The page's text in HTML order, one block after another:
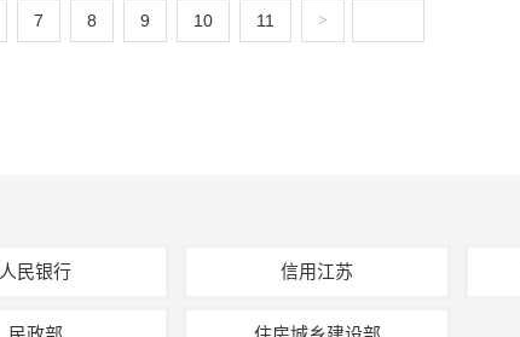
7 8 9 10 11 >
人民银行 信用江苏